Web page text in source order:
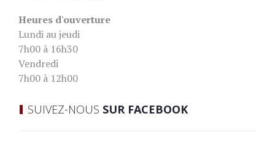
Heures d'ouverture
Lundi au jeudi
7h00 à 16h30
Vendredi
7h00 à 12h00
SUIVEZ-NOUS SUR FACEBOOK